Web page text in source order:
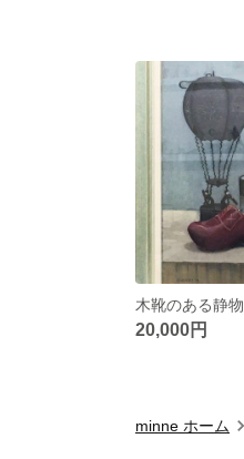
木靴のある静物
20,000円
minne ホーム